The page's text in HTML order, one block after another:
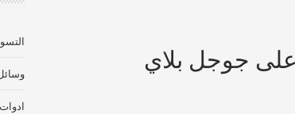
جوجل بلاي